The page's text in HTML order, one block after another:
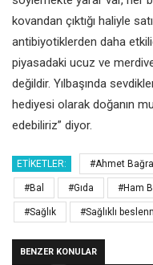
kovandan çıktığı haliyle
antibiyotiklerden daha
piyasadaki ucuz ve
değildir. Yılbaşında
hediyesi olarak doğanın
edebiliriz” diyor.
ETIKETLER: #Ahmet
#Bal #Gıda #Ham
#Sağlık #Sağlıklı
BENZER KONULAR